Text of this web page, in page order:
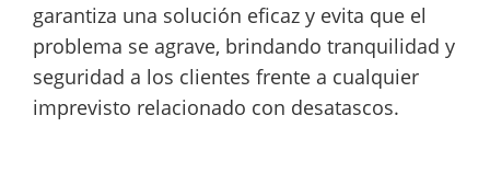
garantiza una solución eficaz y evita que el
problema se agrave, brindando tranquilidad y
seguridad a los clientes frente a cualquier
imprevisto relacionado con desatascos.